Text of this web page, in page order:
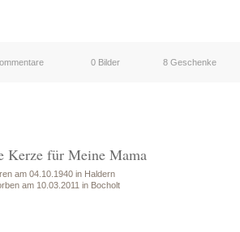
0 Bilder 8 Geschenke
Kerze für Meine Mama
am 04.10.1940 in Haldern
am 10.03.2011 in Bocholt